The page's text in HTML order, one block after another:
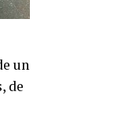
un
de